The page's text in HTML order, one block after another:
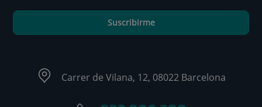
Suscribirme
Carrer de Vilana, 12, 08022 Barcelona